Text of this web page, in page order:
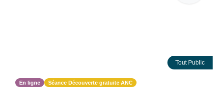
Tout Public
En ligne Séance Découverte gratuite ANC